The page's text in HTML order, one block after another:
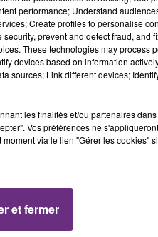
poteau.
performance; Understand
Create profiles to personalise
prevent and detect fraud, and
These technologies may process
devices based on information
sources; Link different devices;
les finalités et/ou partenaires
Vos préférences ne
via le lien "Gérer les cookies"
et fermer